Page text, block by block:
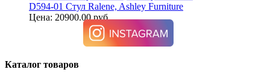
D594-01 Стул Ralene, Ashley Furniture
Цена: 20900.00 руб.
Каталог товаров